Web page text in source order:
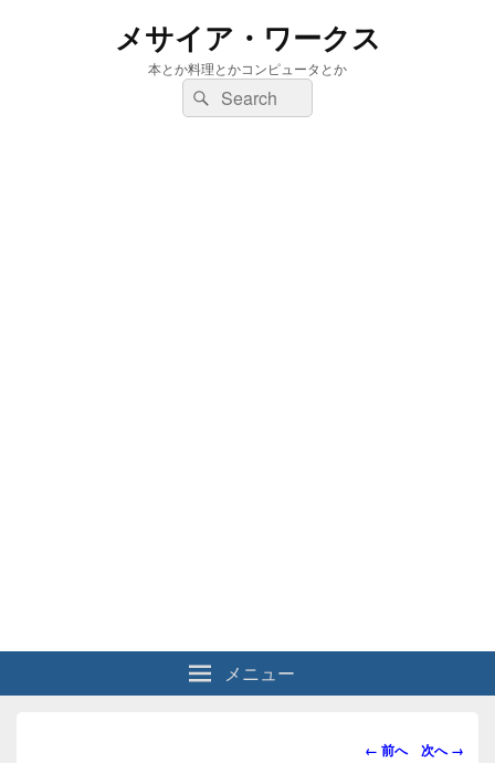
メサイア・ワークス
本とか料理とかコンピュータとか
検
索:
検
索
メニュー
画
← 前へ 次へ →